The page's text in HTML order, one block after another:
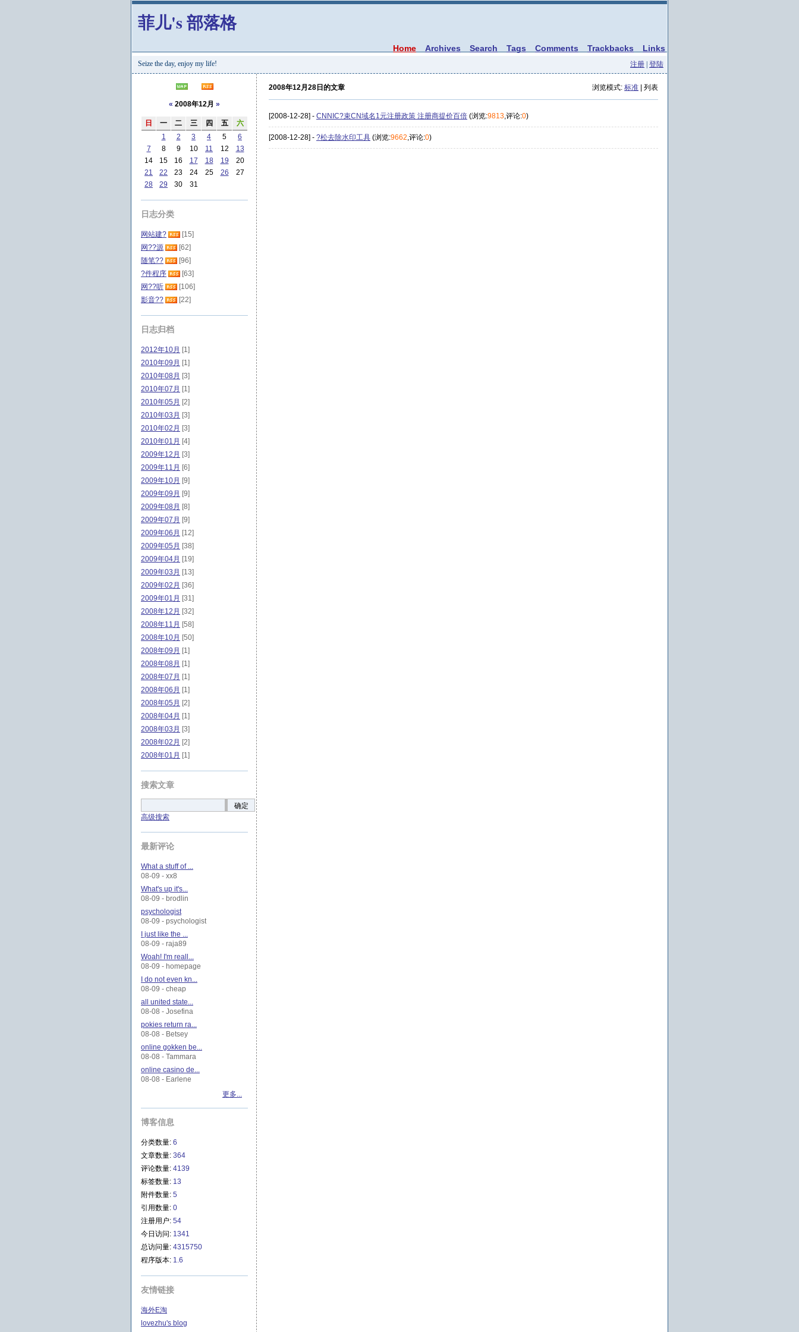
菲儿's 部落格
Home Archives Search Tags Comments Trackbacks Links
Seize the day, enjoy my life! 注册 登陆
浏览模式: 标准 | 列表
2008年12月28日的文章
[2008-12-28] - CNNIC?束CN域名1元注册政策 注册商提价百倍 (浏览:9813,评论:0)
[2008-12-28] - ?松去除水印工具 (浏览:9662,评论:0)
« 2008年12月 »
日 一 二 三 四 五
六
1
2 3 4 5
6
7
8 9 10 11 12
13
14
15 16 17 18 19
20
21
22 23 24 25 26
27
28
29 30 31
日志分类
网站建?
[15]
网??源
[62]
随笔??
[96]
?件程序
[63]
网??听
[106]
影音??
[22]
日志归档
2012年10月 [1]
2010年09月 [1]
2010年08月 [3]
2010年07月 [1]
2010年05月 [2]
2010年03月 [3]
2010年02月 [3]
2010年01月 [4]
2009年12月 [3]
2009年11月 [6]
2009年10月 [9]
2009年09月 [9]
2009年08月 [8]
2009年07月 [9]
2009年06月 [12]
2009年05月 [38]
2009年04月 [19]
2009年03月 [13]
2009年02月 [36]
2009年01月 [31]
2008年12月 [32]
2008年11月 [58]
2008年10月 [50]
2008年09月 [1]
2008年08月 [1]
2008年07月 [1]
2008年06月 [1]
2008年05月 [2]
2008年04月 [1]
2008年03月 [3]
2008年02月 [2]
2008年01月 [1]
搜索文章
确定
高级搜索
最新评论
What a stuff of ...
08-09 - xx8
What's up it's...
08-09 - brodlin
psychologist
08-09 - psychologist
I just like the ...
08-09 - raja89
Woah! I'm reall...
08-09 - homepage
I do not even kn...
08-09 - cheap
all united state...
08-08 - Josefina
pokies return ra...
08-08 - Betsey
online gokken be...
08-08 - Tammara
online casino de...
08-08 - Earlene
更多...
博客信息
分类数量: 6
文章数量: 364
评论数量: 4139
标签数量: 13
附件数量: 5
引用数量: 0
注册用户: 54
今日访问: 1341
总访问量: 4315750
程序版本: 1.6
友情链接
海外E淘
lovezhu's blog